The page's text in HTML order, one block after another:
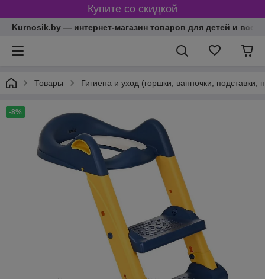
Купите со скидкой
Kurnosik.by — интернет-магазин товаров для детей и всей
Товары Гигиена и уход (горшки, ванночки, подставки,
-8%